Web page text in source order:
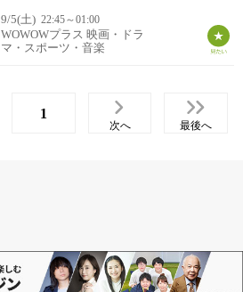
9/5(土) 22:45～01:00
WOWOWプラス 映画・ドラ
マ・スポーツ・音楽
1
次へ 最後へ